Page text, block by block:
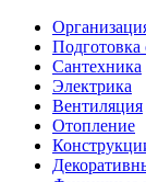
Подготовка
Сантехника
Электрика
Вентиляция
Отопление